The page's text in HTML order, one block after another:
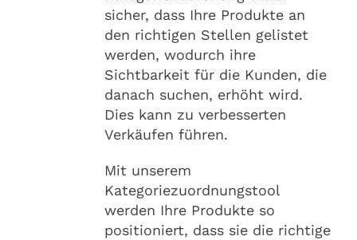
sicher, dass Ihre Produkte an
den richtigen Stellen gelistet
werden, wodurch ihre
Sichtbarkeit für die Kunden, die
danach suchen, erhöht wird.
Dies kann zu verbesserten
Verkäufen führen.
Mit unserem
Kategoriezuordnungstool
werden Ihre Produkte so
positioniert, dass sie die richtige